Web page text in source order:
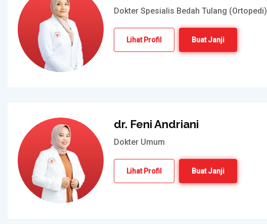
Dokter Spesialis Bedah Tulang (Ortopedi)
Lihat Profil Buat Janji
dr. Feni Andriani
Dokter Umum
Lihat Profil Buat Janji